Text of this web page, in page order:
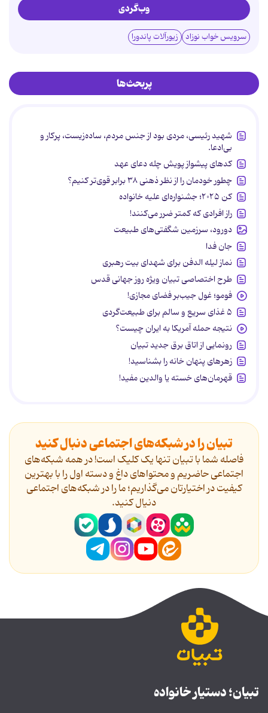
وب‌گردی
سرویس خواب نوزاد زیورآلات پاندورا
پربحث‌ها
شهید رئیسی، مردی بود از جنس مردم، ساده‌زیست، پرکار و
بی‌ادعا.
کدهای پیشواز پویش چله دعای عهد
چطور خودمان را از نظر ذهنی ۳۸ برابر قوی‌تر کنیم؟
کن ۲۰۲۵؛ جشنواره‌ای علیه خانواده
راز افرادی که کمتر ضرر می‌کنند!
دورود، سرزمین شگفتی‌های طبیعت
جان فدا
نماز لیله الدفن برای شهدای بیت رهبری
طرح اختصاصی تبیان ویژه روز جهانی قدس
فومو؛ غول جیب‌بر فضای مجازی!
۵ غذای سریع و سالم برای طبیعت‌گردی
نتیجه حمله آمریکا به ایران چیست؟
رونمایی از اتاق برق جدید تبیان
زهرهای پنهان خانه را بشناسید!
قهرمان‌های خسته یا والدین مفید!
تبیان را در شبکه‌های اجتماعی دنبال کنید
فاصله شما با تبیان تنها یک کلیک است! در همه شبکه‌های
اجتماعی حاضریم و محتواهای داغ و دسته اول را با بهترین
کیفیت در اختیارتان می‌گذاریم؛ ما را در شبکه‌های اجتماعی
دنیال کنید.
تبیان؛ دستیار خانواده